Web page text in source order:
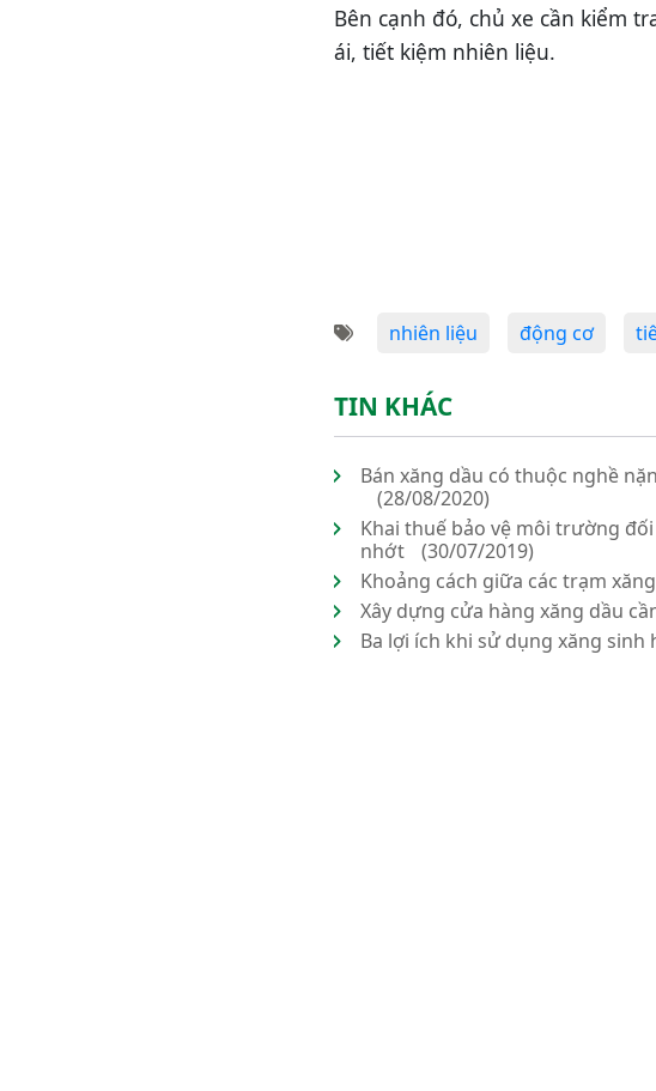
Bên cạnh đó, chủ xe cần kiểm
ái, tiết kiệm nhiên liệu.
nhiên liệu động cơ
TIN KHÁC
Bán xăng dầu có thuộc nghề
(28/08/2020)
Khai thuế bảo vệ môi trường
nhớt
(30/07/2019)
Khoảng cách giữa các trạm
Xây dựng cửa hàng xăng dầu
Ba lợi ích khi sử dụng xăng sinh